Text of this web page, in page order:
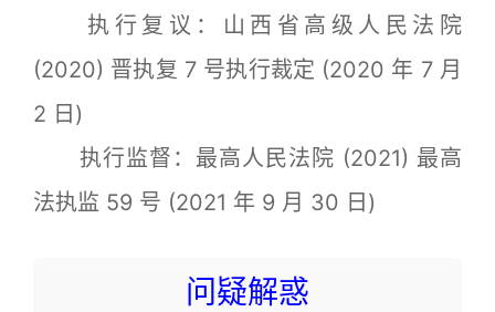
执行复议：山西省高级人民法院
(2020) 晋执复 7 号执行裁定 (2020 年 7 月
2 日)
执行监督：最高人民法院 (2021) 最高
法执监 59 号 (2021 年 9 月 30 日)
问疑解惑